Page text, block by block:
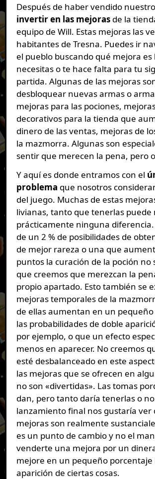
Después de haber vendido
invertir en las mejorasde la
equipo de Will. Estas mejoras las
habitantes de Tresna. Puedes ir
el pueblo buscando qué mejora es
necesitas o te hace falta para tu
partida. Algunas de las mejoras
desbloquear nuevas armas o
mejoras para las pociones,
decorativos para la tienda que
dinero de las ventas, mejoras de
la mazmorra. Algunas son
sentir que merecen la pena, pero
Y aquí es donde entramos con el
problema que nosotros
del juego. Muchas de estas
livianas, tanto que tenerlas puede
prácticamente ninguna
de un 2 % de posibilidades de
de mejor rareza o una que
puntos la curación de la poción no
que creemos que merezcan la
propio apartado. Esto también se
mejoras temporales de la
de ellas aumentan en un
las probabilidades de doble
por ejemplo, o que un efecto
menos en aparecer. No creemos
esté desbalanceado en este
las mejoras que se ofrecen en
no son «divertidas». Las tomas
dan, pero tanto daría tenerlas o
lanzamiento final nos gustaría ver
mejoras son realmente
es un punto de cambio y no el
venderte una mejora por un
mejore en un pequeño porcentaje
aparición de ciertas cosas.